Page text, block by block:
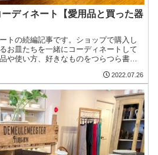
ディネート【愛用品と買った器
トの続編記事です。ショップで購入し
お皿たちを一緒にコーディネートして
や使い方、好きなものをつらつら書く
2022.07.26